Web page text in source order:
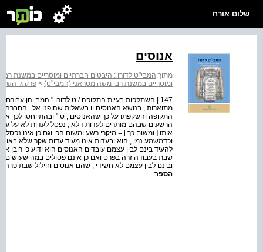
שלום אורח
אנוסים
מתוך:המבי"ט לדורו : היבטים חברתיים ומוסריים במשנת
ומוסריים במשנת רבי משה מטראני (המבי"ט) > פרק ג:
147 | השתקפות בעיות התקופה / ט לדורו " המבי הן
מתוארות , בנושא האנוסים יו בשאלות שהופנו אל .
התקופה והשקפתו על כך שהאנוסים , ט " ובהתייחסו לכך
הרשעים שבהם מותרים לעדות דלא , נפסל לעדות לא על
אותו [ ומשום כך ] = מיקרי רשע ומשום הכי וגם כן אינו
להעיד בינם לבין עצמם עובדים האנוסים הוא ידוע כי רובן
שבת בעבודה זרה בפרט ואם כן אינם פסולים במה שעושים
ובינם לבין עצמם לא חשידי , שהם אנוסים וחילול שבת
הספר